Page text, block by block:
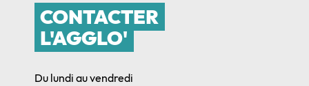
CONTACTER
L'AGGLO'
Du lundi au vendredi